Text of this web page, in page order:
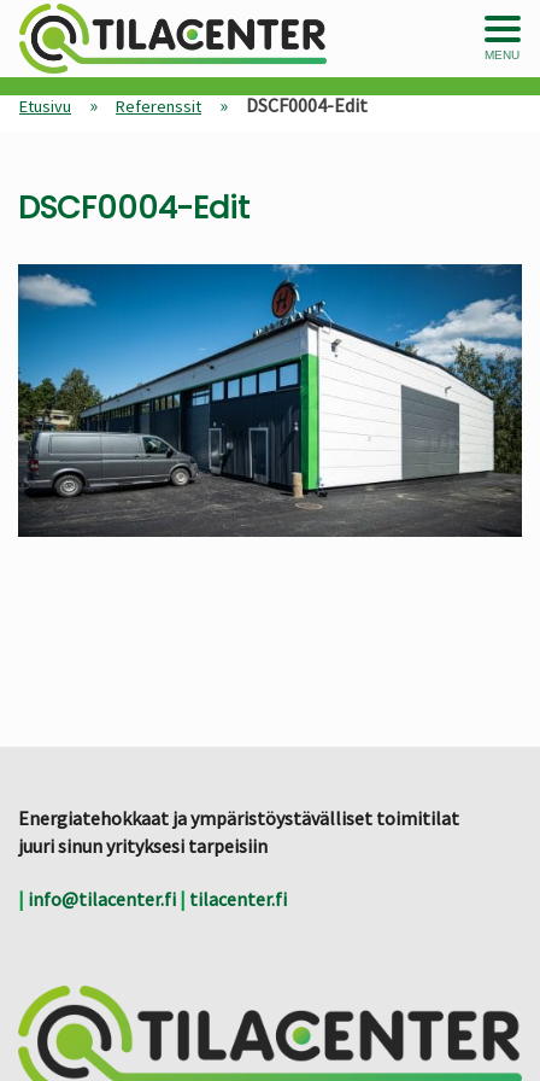
MENU
Etusivu » Referenssit » DSCF0004-Edit
DSCF0004-Edit
Energiatehokkaat ja ympäristöystävälliset toimitilat
juuri sinun yrityksesi tarpeisiin
| info@tilacenter.fi | tilacenter.fi